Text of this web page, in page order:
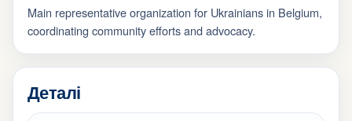
Main representative organization for Ukrainians in Belgium,
coordinating community efforts and advocacy.
Деталі